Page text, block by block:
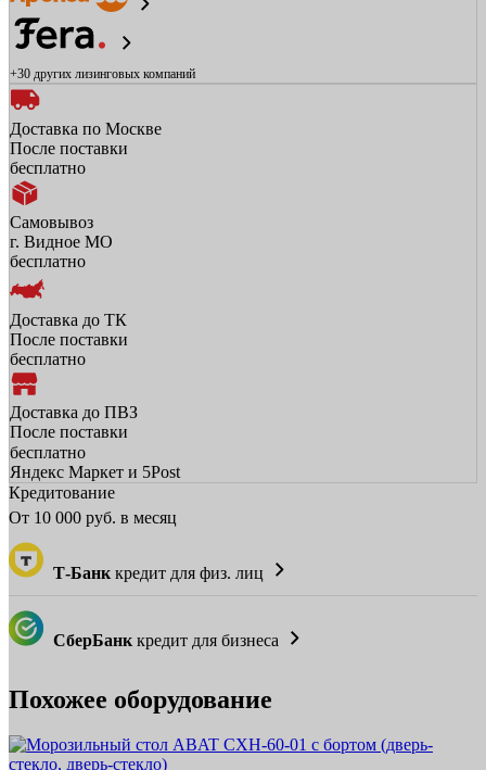
+30 других лизинговых компаний
Доставка по Москве
После поставки
бесплатно
Самовывоз
г. Видное МО
бесплатно
Доставка до ТК
После поставки
бесплатно
Доставка до ПВЗ
После поставки
бесплатно
Яндекс Маркет и 5Post
Кредитование
От 10 000 руб. в месяц
Т-Банк кредит для физ. лиц
СберБанк кредит для бизнеса
Похожее оборудование